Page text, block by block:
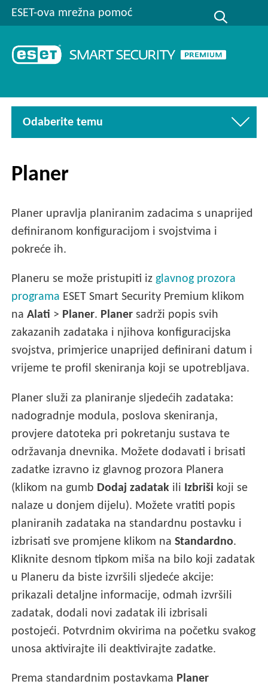
ESET-ova mrežna pomoć
Odaberite temu
Planer
Planer upravlja planiranim zadacima s unaprijed
definiranom konfiguracijom i svojstvima i
pokreće ih.
Planeru se može pristupiti izglavnog prozora
programa ESET Smart Security Premium klikom
naAlati > Planer. Planer sadrži popis svih
zakazanih zadataka i njihova konfiguracijska
svojstva, primjerice unaprijed definirani datum i
vrijeme te profil skeniranja koji se upotrebljava.
Planer služi za planiranje sljedećih zadataka:
nadogradnje modula, poslova skeniranja,
provjere datoteka pri pokretanju sustava te
održavanja dnevnika. Možete dodavati i brisati
zadatke izravno iz glavnog prozora Planera
(klikom na gumb Dodaj zadatak ili Izbriši koji se
nalaze u donjem dijelu). Možete vratiti popis
planiranih zadataka na standardnu postavku i
izbrisati sve promjene klikom naStandardno.
Kliknite desnom tipkom miša na bilo koji zadatak
u Planeru da biste izvršili sljedeće akcije:
prikazali detaljne informacije, odmah izvršili
zadatak, dodali novi zadatak ili izbrisali
postojeći. Potvrdnim okvirima na početku svakog
unosa aktivirajte ili deaktivirajte zadatke.
Prema standardnim postavkama Planer